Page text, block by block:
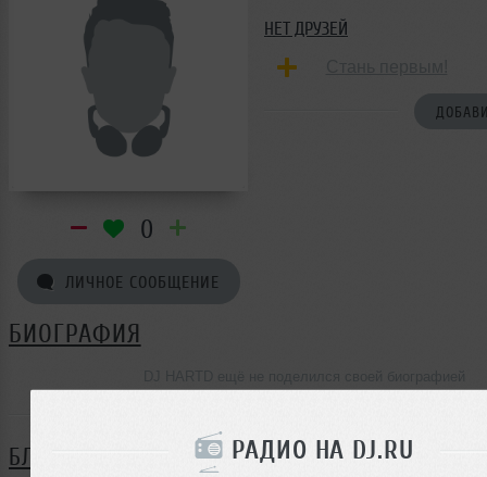
РАДИО НА DJ.RU
0
ЛИЧНОЕ СООБЩЕНИЕ
НЕТ ДРУЗЕЙ
БИОГРАФИЯ
БЛОГ